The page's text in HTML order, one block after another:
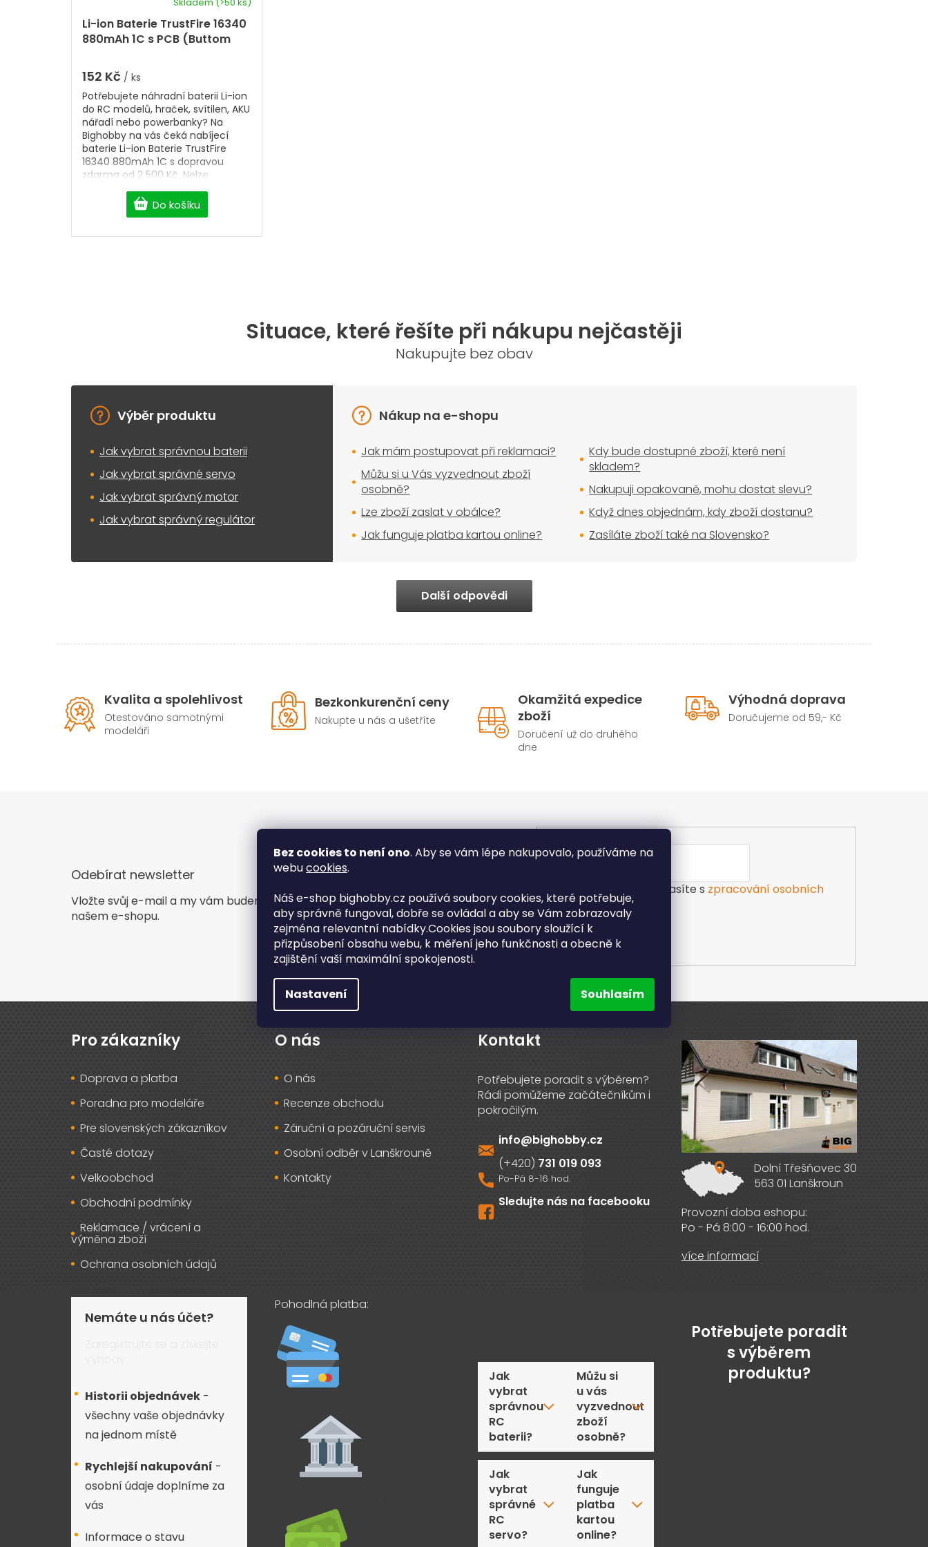
Bez cookies to není ono. Aby se vám lépe nakupovalo, používáme na
webucookies.
Náš e-shop bighobby.cz používá soubory cookies, které potřebuje,
aby správně fungoval, dobře se ovládal a aby se Vám zobrazovaly
zejména relevantní nabídky.Cookies jsou soubory sloužící k
přizpůsobení obsahu webu, k měření jeho funkčnosti a obecně k
zajištění vaší maximální spokojenosti.
Nastavení Souhlasím
Li-ion Baterie TrustFire 16340
880mAh 1C s PCB (Buttom
152 Kč / ks
Do košíku
Potřebujete náhradní baterii Li-ion
do RC modelů, hraček, svítilen, AKU
nářadí nebo powerbanky? Na
Bighobby na vás čeká nabíjecí
baterie Li-ion Baterie TrustFire
16340 880mAh 1C s dopravou
zdarma od 2 500 Kč. Nelze
bodovat do packu. BUTTOM TOP
c
í
p
y
p
s
Situace, které řešíte při nákupu nejčastěji
Nakupujte bez obav
Výběr produktu
Jak vybrat správnou baterii
Jak vybrat správné servo
Jak vybrat správný motor
Jak vybrat správný regulátor
Nákup na e-shopu
Jak mám postupovat při reklamaci?
Můžu si u Vás vyzvednout zboží
osobně?
Lze zboží zaslat v obálce?
Jak funguje platba kartou online?
Kdy bude dostupné zboží, které není
skladem?
Nakupuji opakovaně, mohu dostat slevu?
Když dnes objednám, kdy zboží dostanu?
Zasíláte zboží také na Slovensko?
Další odpovědi
Kvalita a spolehlivost
Otestováno samotnými
modeláři
Bezkonkurenční ceny
Nakupte u nás a ušetříte
Okamžitá expedice
zboží
Doručení už do druhého
dne
Výhodná doprava
Doručujeme od 59,- Kč
Odebírat newsletter
Vložte svůj e-mail a my vám budeme zasílat informace o nových produktech na
našem e-shopu.
Vložením e-mailu souhlasíte s zpracování osobních
údajů
PŘIHLÁSIT SE
Z
Pro zákazníky
Doprava a platba
Poradna pro modeláře
Pre slovenských zákazníkov
Časté dotazy
Velkoobchod
Obchodní podmínky
Reklamace / vrácení a
výměna zboží
Ochrana osobních údajů
O nás
O nás
Recenze obchodu
Záruční a pozáruční servis
Osobní odběr v Lanškrouně
Kontakty
Kontakt
info@bighobby.cz
731 019 093
Sledujte nás na facebooku
Dolní Třešňovec 30
563 01 Lanškroun
Provozní doba eshopu:
Po - Pá 8:00 - 16:00 hod.
více informací
Nemáte u nás účet?
Historii objednávek -
všechny vaše objednávky
na jednom místě
Rychlejší nakupování -
osobní údaje doplníme za
vás
Informace o stavu
Pohodlná platba:
Jak
vybrat
správnou
RC
baterii?
Jak
vybrat
správné
RC
servo?
Můžu si
u vás
vyzvednout
zboží
osobně?
Jak
funguje
platba
kartou
online?
Potřebujete poradit
s výběrem
produktu?